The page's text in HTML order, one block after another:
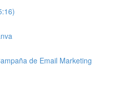
de Email Marketing